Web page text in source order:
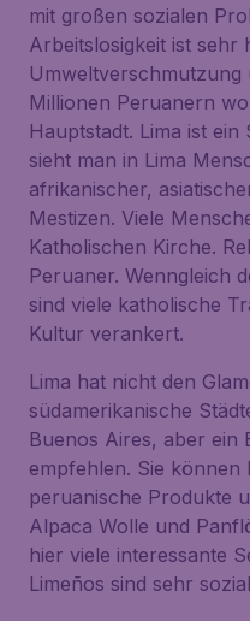
mit großen sozialen
Arbeitslosigkeit ist
Umweltverschmutzung
Millionen Peruanern
Hauptstadt. Lima ist
sieht man in Lima
afrikanischer,
Mestizen. Viele
Katholischen Kirche.
Peruaner. Wenngleich
sind viele katholische
Kultur verankert.
Lima hat nicht den
südamerikanische
Buenos Aires, aber ein
empfehlen. Sie können
peruanische Produkte
Alpaca Wolle und
hier viele interessante
Limeños sind sehr